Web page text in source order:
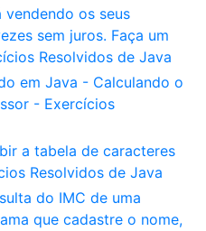
vendendo os seus
sem juros. Faça um
Resolvidos de Java
em Java - Calculando o
- Exercícios
a tabela de caracteres
Resolvidos de Java
do IMC de uma
que cadastre o nome,